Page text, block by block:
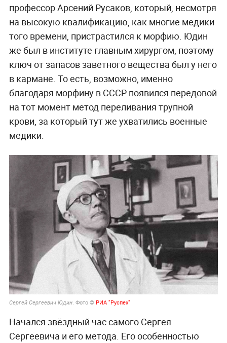
профессор Арсений Русаков, который, несмотря
на высокую квалификацию, как многие медики
того времени, пристрастился к морфию. Юдин
же был в институте главным хирургом, поэтому
ключ от запасов заветного вещества был у него
в кармане. То есть, возможно, именно
благодаря морфину в СССР появился передовой
на тот момент метод переливания трупной
крови, за который тут же ухватились военные
медики.
Сергей Сергеевич Юдин. Фото © РИА "Руспех"
Начался звёздный час самого Сергея
Сергеевича и его метода. Его особенностью